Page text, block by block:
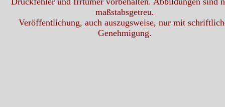
maßstabsgetreu.
Veröffentlichung, auch auszugsweise, nur mit
Genehmigung.